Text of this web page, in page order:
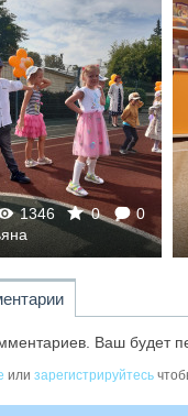
1346 0
0
Ваш будет
или зарегистрируйтесь